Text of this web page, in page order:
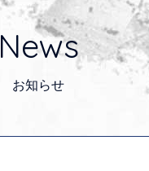
News
お知らせ